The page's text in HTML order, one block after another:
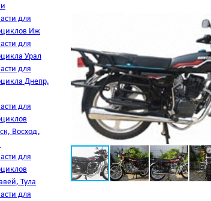
для
Иж
для
Урал
для
Днепр,
для
Восход,
для
Тула
для